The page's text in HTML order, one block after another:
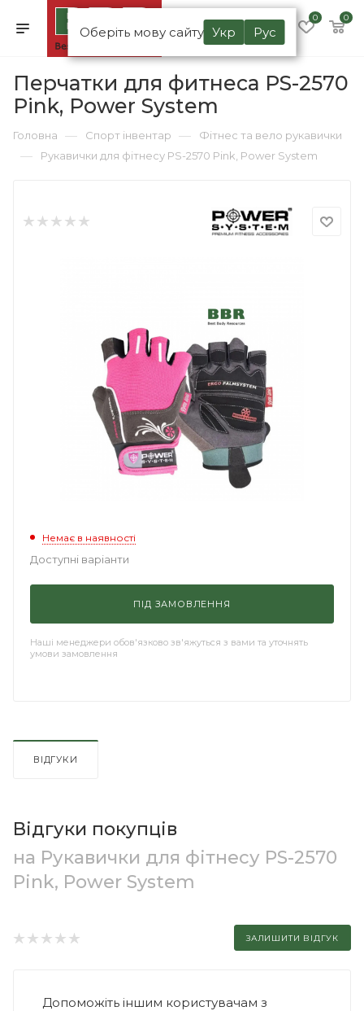
Оберіть мову сайту Укр Рус
0 0
Перчатки для фитнеса PS-2570
Pink, Power System
Головна — Спорт інвентар — Фітнес та вело рукавички
— Рукавички для фітнесу PS-2570 Pink, Power System
Немає в наявності
Доступні варіанти
ПІД ЗАМОВЛЕННЯ
Наші менеджери обов'язково зв'яжуться з вами та уточнять
умови замовлення
ВІДГУКИ
Відгуки покупців
на Рукавички для фітнесу PS-2570
Pink, Power System
ЗАЛИШИТИ ВІДГУК
Допоможіть іншим користувачам з